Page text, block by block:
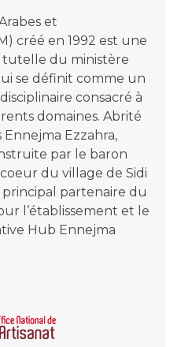
et
créé en 1992 est une
tutelle du ministère
se définit comme un
consacré à
domaines. Abrité
Ezzahra,
par le baron
du village de Sidi
principal partenaire du
l’établissement et le
Hub Ennejma